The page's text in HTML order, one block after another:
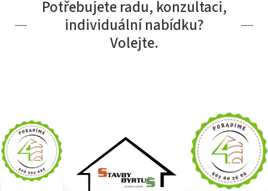
Potřebujete radu, konzultaci,
individuální nabídku?
Volejte.